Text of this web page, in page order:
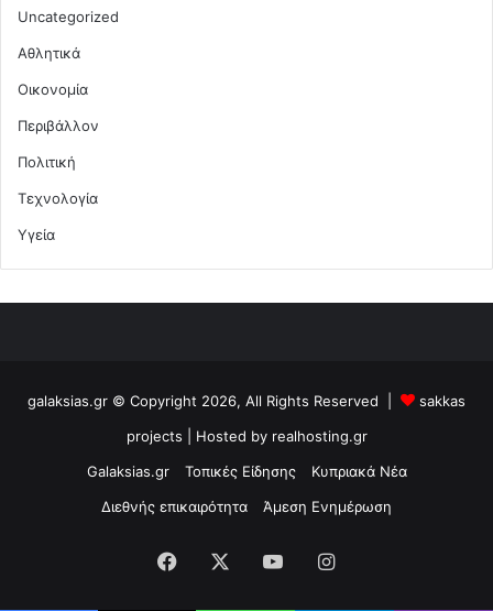
Uncategorized
Αθλητικά
Οικονομία
Περιβάλλον
Πολιτική
Τεχνολογία
Υγεία
galaksias.gr © Copyright 2026, All Rights Reserved |
sakkas
projects | Hosted by realhosting.gr
Galaksias.gr
Τοπικές Είδησης
Κυπριακά Νέα
Διεθνής επικαιρότητα
Άμεση Ενημέρωση
Facebook YouTubeInstagram